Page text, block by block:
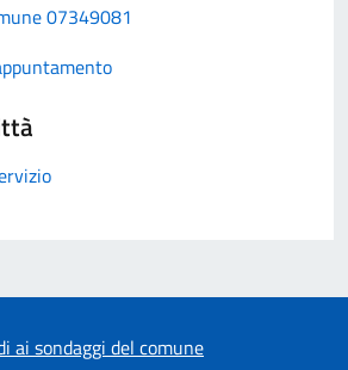
07349081
ai sondaggi del comune